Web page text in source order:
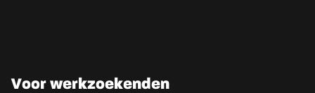
Voor werkzoekenden